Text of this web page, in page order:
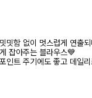
밋함 없이 멋스럽게 연출되
잡아주는 블라우스💙
인트 주기에도 좋고 데일